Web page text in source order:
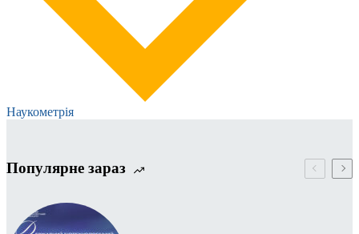
Наукометрія
Популярне зараз